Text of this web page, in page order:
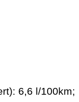
6,6 l/100km;